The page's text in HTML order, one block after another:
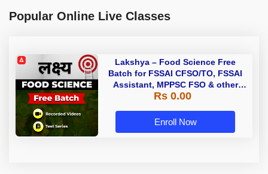
Popular Online Live Classes
Lakshya – Food Science Free
Batch for FSSAI CFSO/TO, FSSAI
Assistant, MPPSC FSO & other
State FSO Exams | Recorded
Rs 0.00
Enroll Now